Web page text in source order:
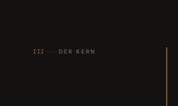
III
DER KERN